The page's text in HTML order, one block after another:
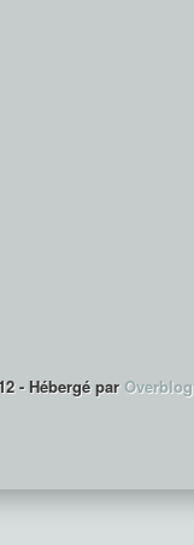
- Hébergé par Overblog